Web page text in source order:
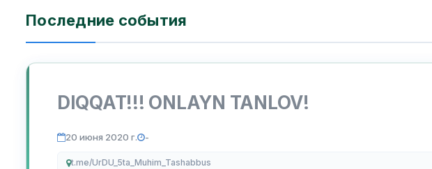
Последние события
DIQQAT!!! ONLAYN TANLOV!
20 июня 2020 г. -
t.me/UrDU_5ta_Muhim_Tashabbus